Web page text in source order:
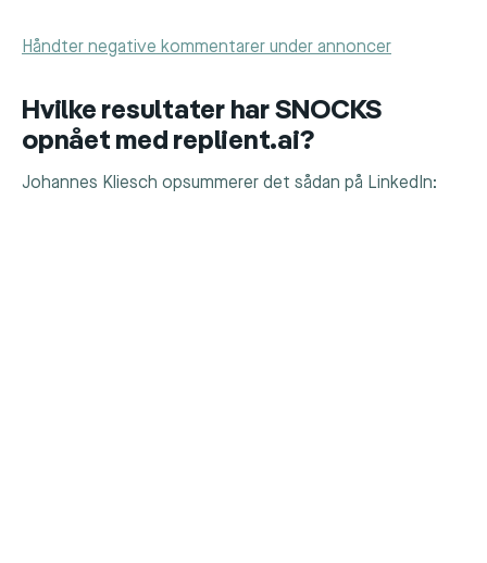
Håndter negative kommentarer under annoncer
Hvilke resultater har SNOCKS
opnået med replient.ai?
Johannes Kliesch opsummerer det sådan på LinkedIn: